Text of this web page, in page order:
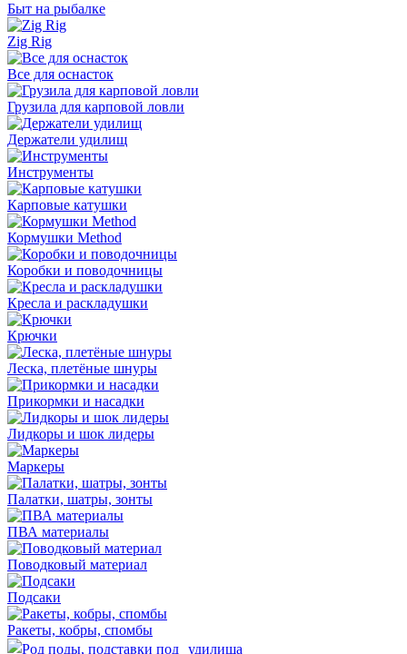
Быт на рыбалке
Zig Rig
Все для оснасток
Грузила для карповой ловли
Держатели удилищ
Инструменты
Карповые катушки
Кормушки Method
Коробки и поводочницы
Кресла и раскладушки
Крючки
Леска, плетёные шнуры
Прикормки и насадки
Лидкоры и шок лидеры
Маркеры
Палатки, шатры, зонты
ПВА материалы
Поводковый материал
Подсаки
Ракеты, кобры, спомбы